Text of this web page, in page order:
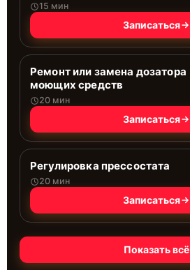
15 мин
Записаться
Ремонт или замена дозатора
моющих средств
20 мин
Записаться
Регулировка прессостата
20 мин
Записаться
Показать всё